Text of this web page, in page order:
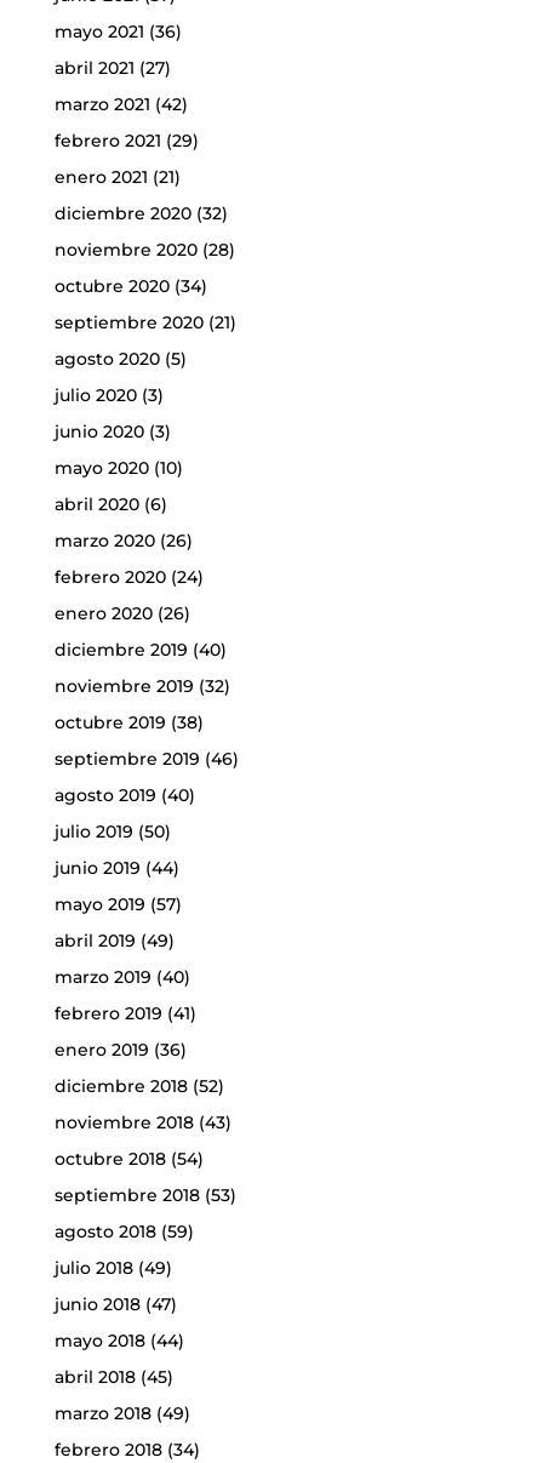
mayo 2021 (36)
abril 2021 (27)
marzo 2021 (42)
febrero 2021 (29)
enero 2021 (21)
diciembre 2020(32)
noviembre 2020(28)
octubre 2020(34)
septiembre 2020(21)
agosto 2020(5)
julio 2020(3)
junio 2020(3)
mayo 2020(10)
abril 2020(6)
marzo 2020(26)
febrero 2020(24)
enero 2020(26)
diciembre 2019 (40)
noviembre 2019 (32)
octubre 2019 (38)
septiembre 2019 (46)
agosto 2019 (40)
julio 2019 (50)
junio 2019 (44)
mayo 2019 (57)
abril 2019 (49)
marzo 2019 (40)
febrero 2019 (41)
enero 2019 (36)
diciembre 2018(52)
noviembre 2018(43)
octubre 2018(54)
septiembre 2018(53)
agosto 2018(59)
julio 2018(49)
junio 2018(47)
mayo 2018(44)
abril 2018(45)
marzo 2018(49)
febrero 2018(34)